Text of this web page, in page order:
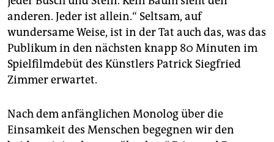
anderen. Jeder ist allein.“ Seltsam, auf
wundersame Weise, ist in der Tat auch das, was das
Publikum in den nächsten knapp 80 Minuten im
Spielfilmdebüt des Künstlers Patrick Siegfried
Zimmer erwartet.
Nach dem anfänglichen Monolog über die
Einsamkeit des Menschen begegnen wir den